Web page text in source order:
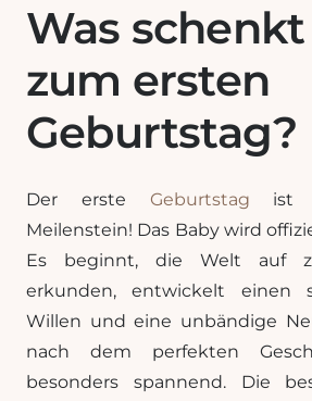
Was
zum ersten
Geburtstag?
Der erste Geburtstag ist
Meilenstein! Das Baby wird
Es beginnt, die Welt auf
erkunden, entwickelt einen
Willen und eine unbändige
nach dem perfekten
besonders spannend. Die